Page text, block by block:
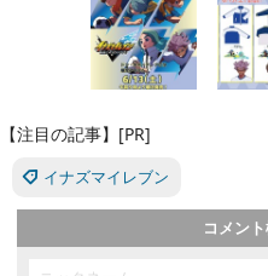
【注目の記事】[PR]
イナズマイレブン
コメン